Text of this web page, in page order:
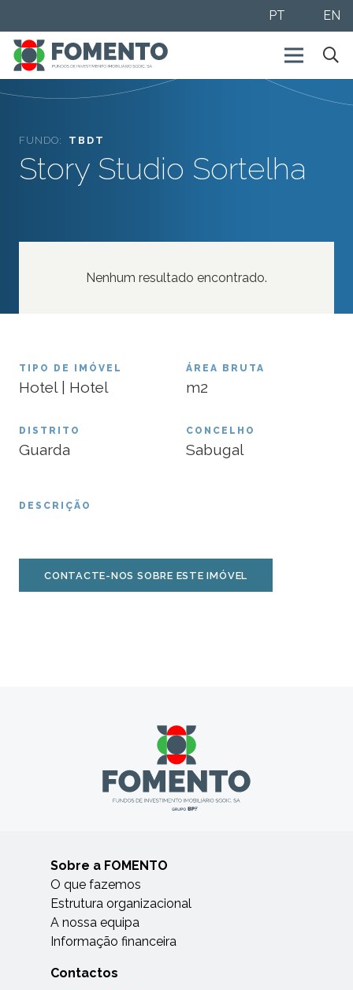
PT EN
Nenhum resultado encontrado.
FUNDO: TBDT
Story Studio Sortelha
TIPO DE IMÓVEL
Hotel | Hotel
ÁREA BRUTA
m2
DISTRITO
Guarda
CONCELHO
Sabugal
DESCRIÇÃO
CONTACTE-NOS SOBRE ESTE IMÓVEL
Sobre a FOMENTO
O que fazemos
Estrutura organizacional
A nossa equipa
Informação financeira
Contactos